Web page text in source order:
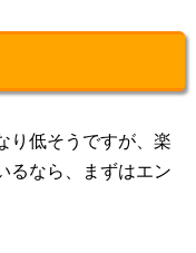
り低そうですが、楽
るなら、まずはエン